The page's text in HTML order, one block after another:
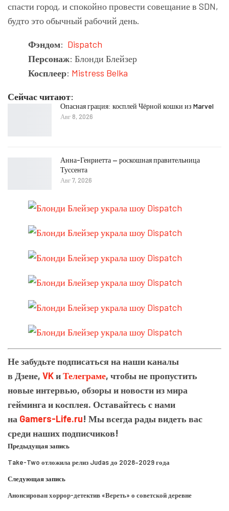
спасти город, и спокойно провести совещание в SDN,
будто это обычный рабочий день.
Фэндом: Dispatch
Персонаж: Блонди Блейзер
Косплеер: Mistress Belka
Сейчас читают:
Опасная грация: косплей Чёрной кошки из Marvel
Авг 8, 2026
Анна-Генриетта — роскошная правительница
Туссента
Авг 7, 2026
Не забудьте подписаться на наши каналы
в Дзене, VKиТелеграме, чтобы не пропустить
новые интервью, обзоры и новости из мира
гейминга и косплея. Оставайтесь с нами
на Gamers-Life.ru! Мы всегда рады видеть вас
среди наших подписчиков!
Предыдущая запись
Take-Two отложила релиз Judas до 2028–2029 года
Следующая запись
Анонсирован хоррор-детектив «Вереть» о советской деревне